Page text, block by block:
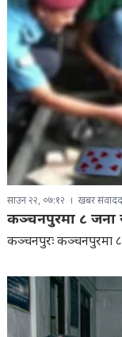
साउन २२, ०७:१२ खबर
कञ्चनपुरमा ८ जना
कञ्चनपुरः कञ्चनपुरमा